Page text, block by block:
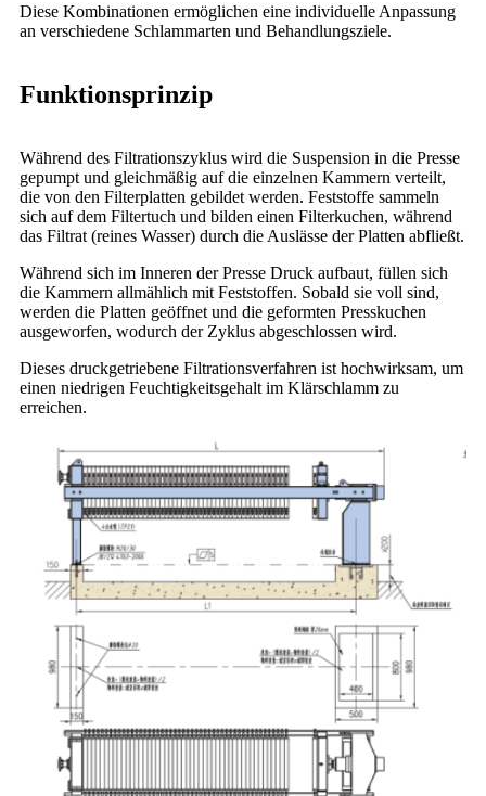
Diese Kombinationen ermöglichen eine individuelle Anpassung
an verschiedene Schlammarten und Behandlungsziele.
Funktionsprinzip
Während des Filtrationszyklus wird die Suspension in die Presse
gepumpt und gleichmäßig auf die einzelnen Kammern verteilt,
die von den Filterplatten gebildet werden. Feststoffe sammeln
sich auf dem Filtertuch und bilden einen Filterkuchen, während
das Filtrat (reines Wasser) durch die Auslässe der Platten abfließt.
Während sich im Inneren der Presse Druck aufbaut, füllen sich
die Kammern allmählich mit Feststoffen. Sobald sie voll sind,
werden die Platten geöffnet und die geformten Presskuchen
ausgeworfen, wodurch der Zyklus abgeschlossen wird.
Dieses druckgetriebene Filtrationsverfahren ist hochwirksam, um
einen niedrigen Feuchtigkeitsgehalt im Klärschlamm zu
erreichen.